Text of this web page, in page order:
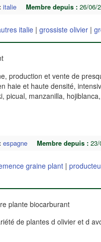
italie Membre depuis :26/06/
italie| grossiste olivier|
production et vente de
haie et haute densité,
picual, manzanilla,
espagne Membre depuis :23/
graine plant|
plante biocarburant
de plantes d olivier et d